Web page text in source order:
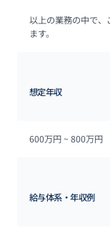
以上の業務の中で、
ます。
想定年収
600万円 ~ 800万円
給与体系・年収例